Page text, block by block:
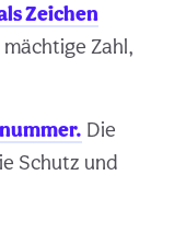
Zeichen
Zahl,
Die
Schutz und